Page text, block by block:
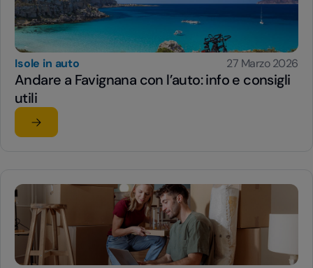
Isole in auto 27 Marzo 2026
Andare a Favignana con l’auto: info e consigli
utili
Leggi l'articolo
su Andare a Favignana con l’auto: info e consigli utili